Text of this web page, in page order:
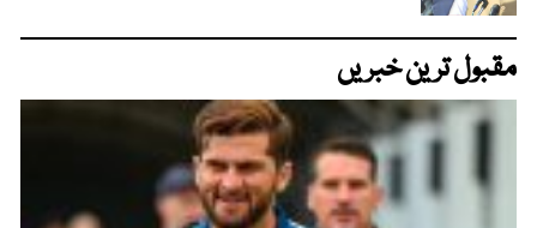
مقبول ترین خبریں